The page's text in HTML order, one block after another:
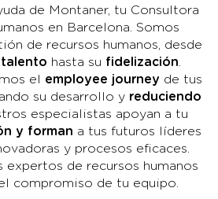
de Montaner, tu Consultora
en Barcelona. Somos
de recursos humanos, desde
hasta su fidelización
el employee journey de tus
su desarrollo y reduciendo
especialistas apoyan a tu
y forman a tus futuros líderes
y procesos eficaces.
expertos de recursos humanos
compromiso de tu equipo.